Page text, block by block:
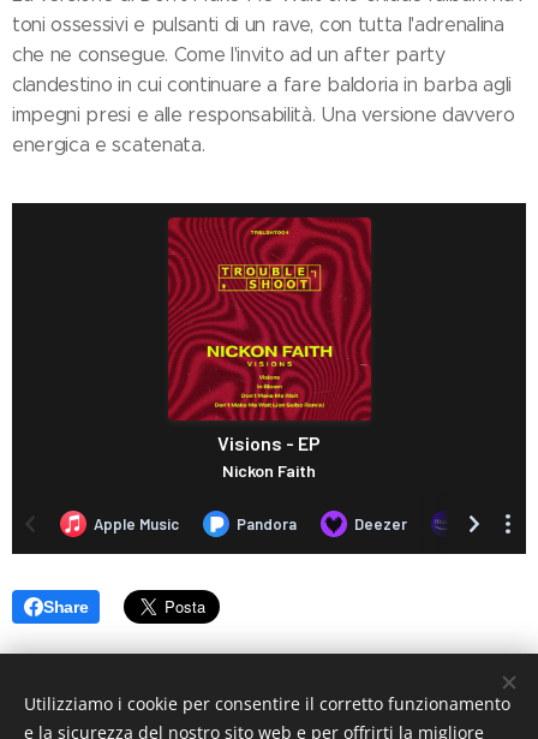
toni ossessivi e pulsanti di un rave, con tutta l'adrenalina
che ne consegue. Come l'invito ad un after party
clandestino in cui continuare a fare baldoria in barba agli
impegni presi e alle responsabilità. Una versione davvero
energica e scatenata.
Share
Utilizziamo i cookie per consentire il corretto funzionamento
e la sicurezza del nostro sito web e per offrirti la migliore